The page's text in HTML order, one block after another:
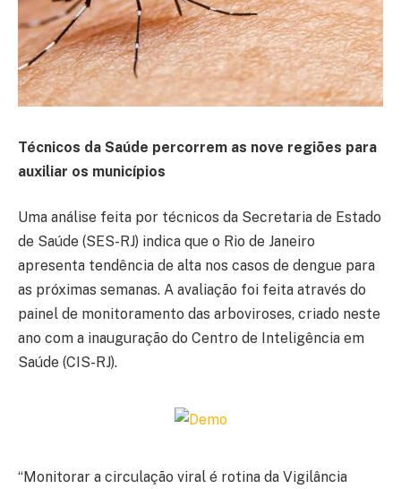
Técnicos da Saúde percorrem as nove regiões para
auxiliar os municípios
Uma análise feita por técnicos da Secretaria de Estado
de Saúde (SES-RJ) indica que o Rio de Janeiro
apresenta tendência de alta nos casos de dengue para
as próximas semanas. A avaliação foi feita através do
painel de monitoramento das arboviroses, criado neste
ano com a inauguração do Centro de Inteligência em
Saúde (CIS-RJ).
“Monitorar a circulação viral é rotina da Vigilância